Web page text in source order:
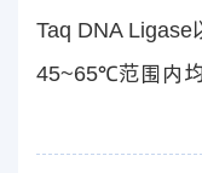
Taq DNA Ligase
45~65℃范围内均